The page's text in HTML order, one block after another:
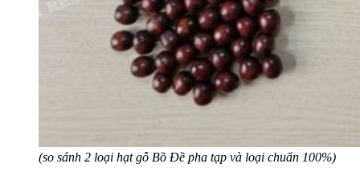
(so sánh 2 loại hạt gỗ Bồ Đề pha tạp và loại chuẩn 100%)